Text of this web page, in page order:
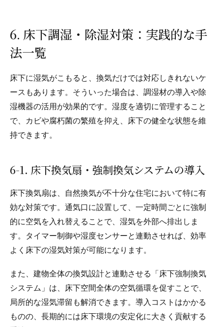
6. 床下調湿・除湿対策：実践的な手
法一覧
床下に湿気がこもると、換気だけでは対応しきれないケ
ースもあります。そういった場合は、調湿材の導入や除
湿機器の活用が効果的です。湿度を適切に管理すること
で、カビや腐朽菌の繁殖を抑え、床下の健全な状態を維
持できます。
6-1. 床下換気扇・強制換気システムの導入
床下換気扇は、自然換気が不十分な住宅において特に有
効な対策です。通気口に設置して、一定時間ごとに強制
的に空気を入れ替えることで、湿気を外部へ排出しま
す。タイマー制御や湿度センサーと連動させれば、効率
よく床下の湿気対策が可能になります。
また、建物全体の換気設計と連動させる「床下強制換気
システム」は、床下空間全体の空気循環を促すことで、
局所的な湿気滞留も解消できます。導入コストはかかる
ものの、長期的には床下環境の安定化に大きく貢献する